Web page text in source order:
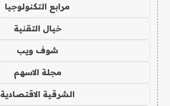
مرابع التكنولوجيا
خيال التقنية
شوف ويب
مجلة الاسهم
الشرقية الاقتصادية